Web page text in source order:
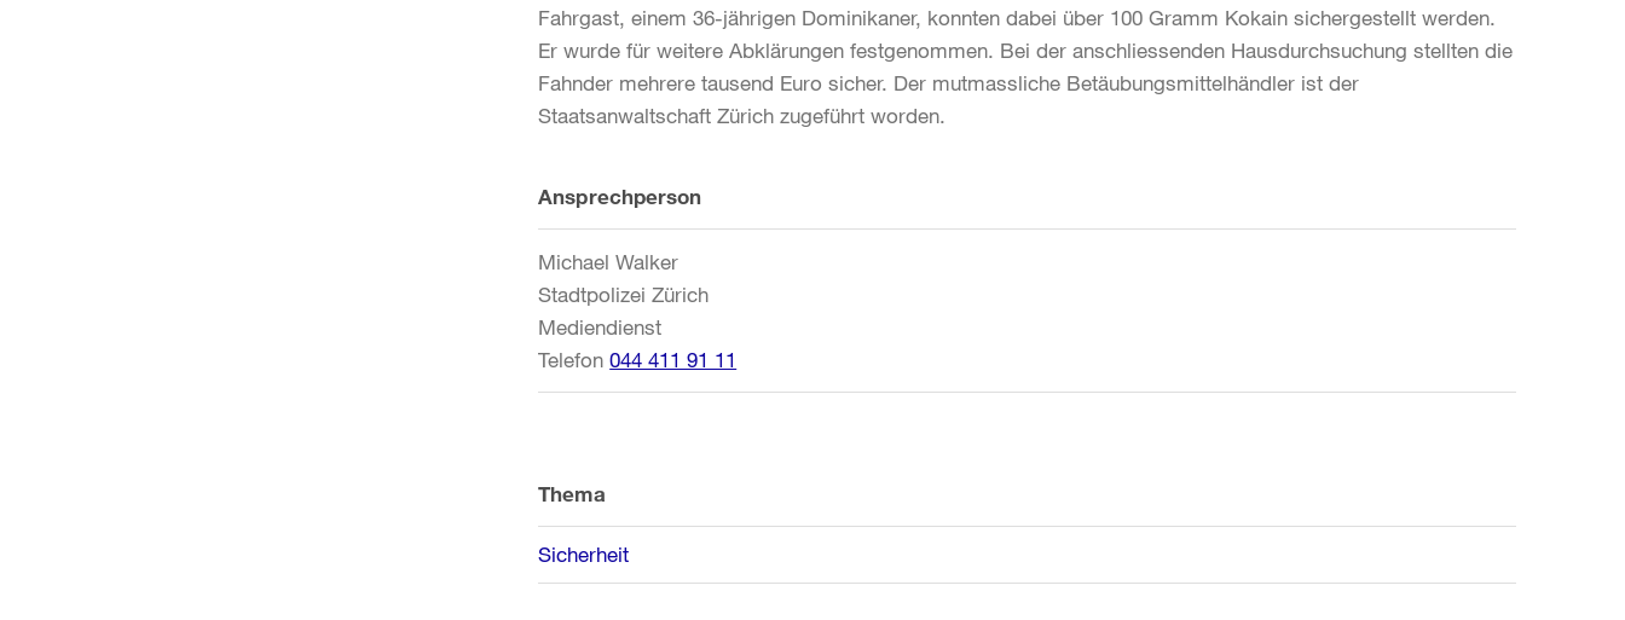
Fahrgast, einem 36-jährigen Dominikaner, konnten dabei über 100 Gramm Kokain sichergestellt werden.
Er wurde für weitere Abklärungen festgenommen. Bei der anschliessenden Hausdurchsuchung stellten die
Fahnder mehrere tausend Euro sicher. Der mutmassliche Betäubungsmittelhändler ist der
Staatsanwaltschaft Zürich zugeführt worden.
Weitere
Informationen
Ansprechperson
Michael Walker
Stadtpolizei Zürich
Mediendienst
Telefon 044 411 91 11
Thema
Sicherheit